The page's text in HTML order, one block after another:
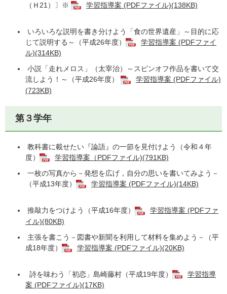
（Ｈ21）〕※
学習指導案 (PDFファイル)(138KB)
いろいろな説明を書き分けよう「食の世界遺産」～目的に応
じて説明する～（平成26年度）
学習指導案 (PDFファイ
ル)(314KB)
小説「走れメロス」（太宰治）～スピンオフ作品を書いて交
流しよう！～（平成26年度）
学習指導案 (PDFファイル)
(723KB)
第３学年
教科書に載せたい『論語』の一節を見付けよう（令和４年
度）
学習指導案（PDFファイル)(791KB)
一枚の写真から－発想を広げ，自分の思いを書いてみよう－
（平成13年度）
学習指導案 (PDFファイル)(14KB)
推敲力をつけよう（平成16年度）
学習指導案 (PDFファ
イル)(80KB)
主張を書こう－図書や新聞を利用して材料を集めよう－（平
成18年度）
学習指導案 (PDFファイル)(20KB)
詩を味わう「初恋」島崎藤村（平成19年度）
学習指導
案 (PDFファイル)(17KB)